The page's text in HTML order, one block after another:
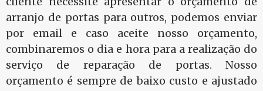
arranjo de portas para outros, podemos enviar
por email e caso aceite nosso orçamento,
combinaremos o dia e hora para a realização do
serviço de reparação de portas. Nosso
orçamento é sempre de baixo custo e ajustado